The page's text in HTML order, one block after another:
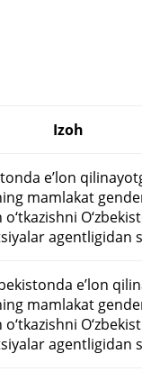
Izoh
eʼlon
mamlakat
agentligidan
eʼlon
mamlakat
agentligidan